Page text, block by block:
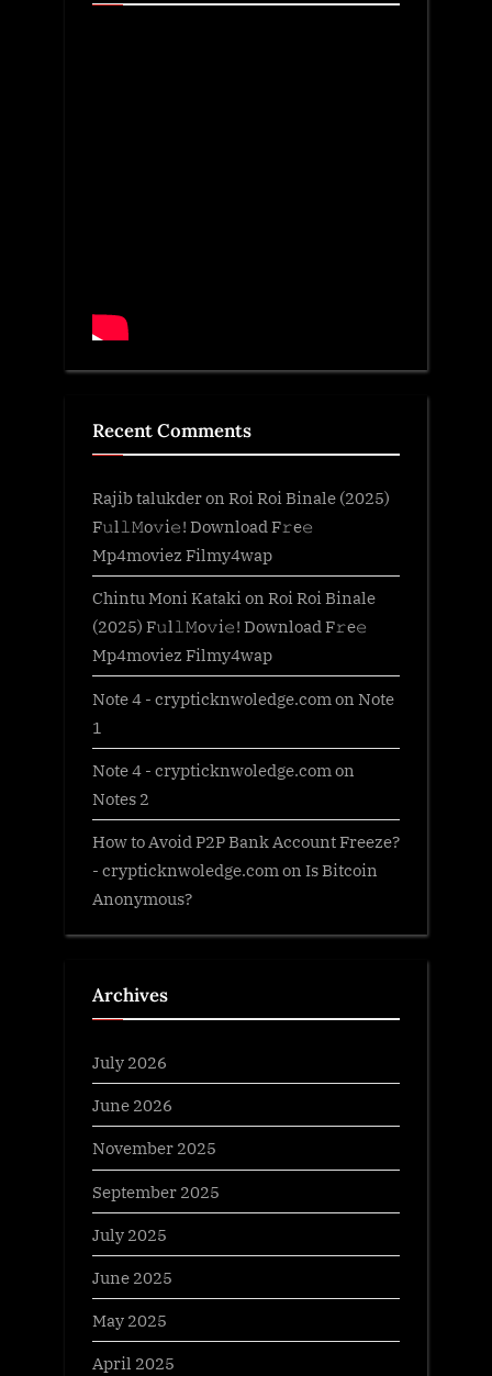
Recent Comments
Rajib talukderon Roi Roi Binale (2025)
F𝚞l𝚕𝙼o𝚟i𝚎! Download F𝚛e𝚎
Mp4moviez Filmy4wap
Chintu Moni Katakion Roi Roi Binale
(2025) F𝚞l𝚕𝙼o𝚟i𝚎! Download F𝚛e𝚎
Mp4moviez Filmy4wap
Note 4 - crypticknwoledge.com on Note
1
Note 4 - crypticknwoledge.com on
Notes 2
How to Avoid P2P Bank Account Freeze?
- crypticknwoledge.com on Is Bitcoin
Anonymous?
Archives
July 2026
June 2026
November 2025
September 2025
July 2025
June 2025
May 2025
April 2025